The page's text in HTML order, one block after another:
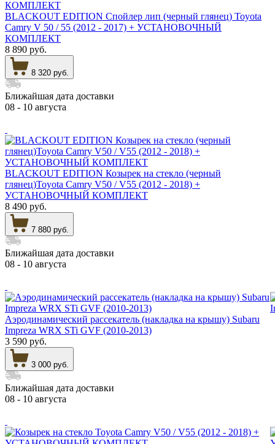
BLACKOUT EDITION Спойлер лип (черный глянец) Toyota
Camry V 50 / 55 (2012 - 2017) + УСТАНОВОЧНЫЙ
КОМПЛЕКТ
8 890 руб.
8 320 руб.
Ближайшая дата доставки
08 - 10 августа
BLACKOUT EDITION Козырек на стекло (черный
глянец)Toyota Camry V50 / V55 (2012 - 2018) +
УСТАНОВОЧНЫЙ КОМПЛЕКТ
8 490 руб.
7 880 руб.
Ближайшая дата доставки
08 - 10 августа
Аэродинамический рассекатель (накладка на крышу) Subaru
Impreza WRX STi GVF (2010-2013)
3 590 руб.
3 000 руб.
Ближайшая дата доставки
08 - 10 августа